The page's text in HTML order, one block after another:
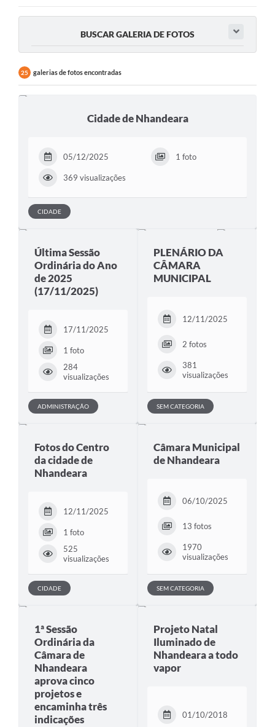
BUSCAR GALERIA DE FOTOS
25 galerias de fotos encontradas
Cidade de Nhandeara
05/12/2025 1 foto
369 visualizações
CIDADE
Última Sessão
Ordinária do Ano
de 2025
(17/11/2025)
17/11/2025
1 foto
284
visualizações
ADMINISTRAÇÃO
PLENÁRIO DA
CÂMARA
MUNICIPAL
12/11/2025
2 fotos
381
visualizações
SEM CATEGORIA
Fotos do Centro
da cidade de
Nhandeara
12/11/2025
1 foto
525
visualizações
CIDADE
Câmara Municipal
de Nhandeara
06/10/2025
13 fotos
1970
visualizações
SEM CATEGORIA
1ª Sessão
Ordinária da
Câmara de
Nhandeara
aprova cinco
projetos e
encaminha três
indicações
Projeto Natal
Iluminado de
Nhandeara a todo
vapor
01/10/2018